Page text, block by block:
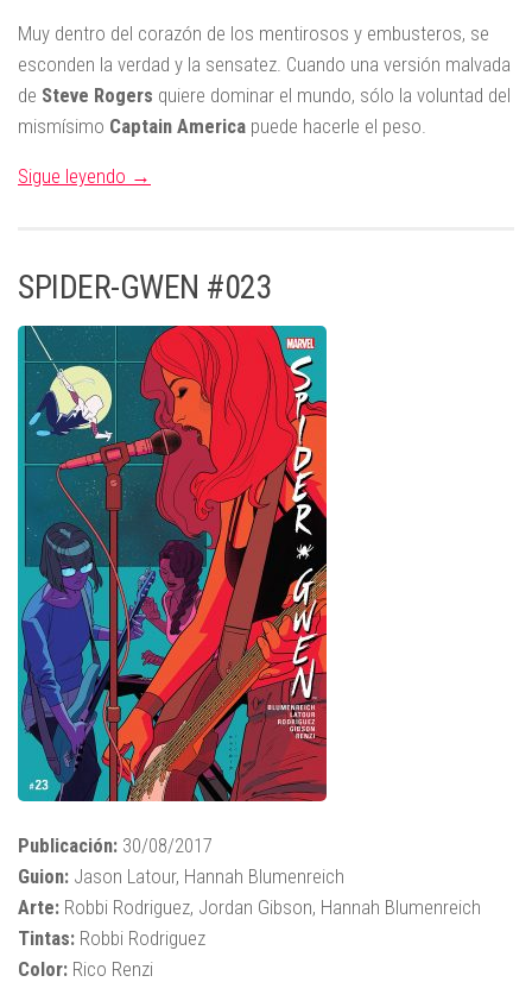
Muy dentro del corazón de los mentirosos y embusteros, se
esconden la verdad y la sensatez. Cuando una versión malvada
de Steve Rogers quiere dominar el mundo, sólo la voluntad del
mismísimo Captain America puede hacerle el peso.
Sigue leyendo →
SPIDER-GWEN #023
Publicación: 30/08/2017
Guion: Jason Latour, Hannah Blumenreich
Arte: Robbi Rodriguez, Jordan Gibson, Hannah Blumenreich
Tintas: Robbi Rodriguez
Color: Rico Renzi